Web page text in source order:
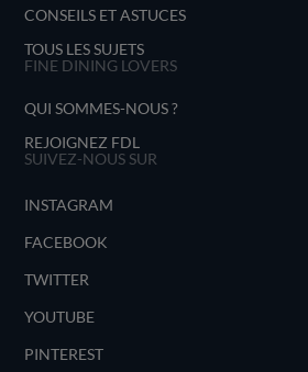
CONSEILS ET ASTUCES
TOUS LES SUJETS
FINE DINING LOVERS
QUI SOMMES-NOUS ?
REJOIGNEZ FDL
SUIVEZ-NOUS SUR
INSTAGRAM
FACEBOOK
TWITTER
YOUTUBE
PINTEREST